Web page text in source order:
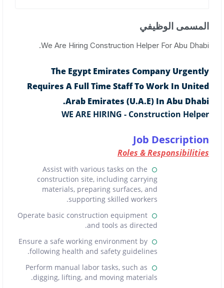
المسمى الوظيفي
We Are Hiring Construction Helper For Abu Dhabi.
The Egypt Emirates Company Urgently
Requires A Full Time Staff To Work In United
Arab Emirates (U.A.E) In Abu Dhabi.
WE ARE HIRING - Construction Helper
Job Description
Roles & Responsibilities
Assist with various tasks on the
construction site, including carrying
materials, preparing surfaces, and
supporting skilled workers.
Operate basic construction equipment
and tools as directed.
Ensure a safe working environment by
following health and safety guidelines.
Perform manual labor tasks, such as
digging, lifting, and moving materials.